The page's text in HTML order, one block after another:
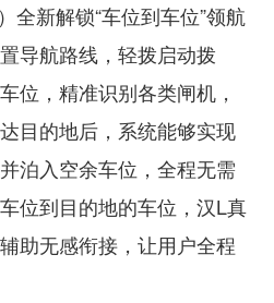
全新解锁“车位到车位”领航
导航路线，轻拨启动拨
位，精准识别各类闸机，
目的地后，系统能够实现
泊入空余车位，全程无需
位到目的地的车位，汉L真
助无感衔接，让用户全程